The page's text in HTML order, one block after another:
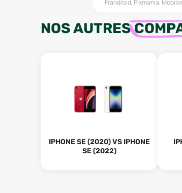
Frandroid, Pixmania,
NOS AUTRES
IPHONE SE (2020) VS IPHONE
SE (2022)